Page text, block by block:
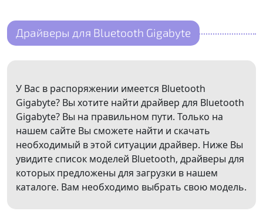
Драйверы для Bluetooth Gigabyte
У Вас в распоряжении имеется Bluetooth
Gigabyte? Вы хотите найти драйвер для Bluetooth
Gigabyte? Вы на правильном пути. Только на
нашем сайте Вы сможете найти и скачать
необходимый в этой ситуации драйвер. Ниже Вы
увидите список моделей Bluetooth, драйверы для
которых предложены для загрузки в нашем
каталоге. Вам необходимо выбрать свою модель.